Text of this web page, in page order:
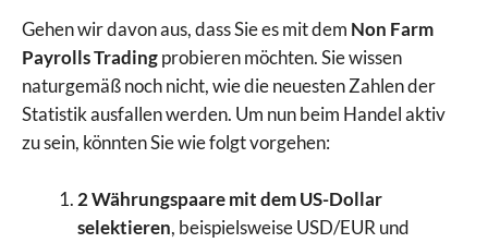
Gehen wir davon aus, dass Sie es mit dem Non Farm
Payrolls Tradingprobieren möchten. Sie wissen
naturgemäß noch nicht, wie die neuesten Zahlen der
Statistik ausfallen werden. Um nun beim Handel aktiv
zu sein, könnten Sie wie folgt vorgehen:
2 Währungspaare mit dem US-Dollar
selektieren, beispielsweise USD/EUR und